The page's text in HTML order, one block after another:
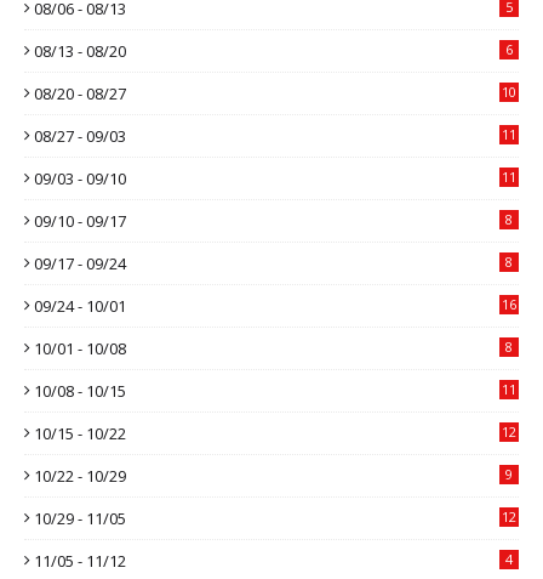
08/06 - 08/13 5
08/13 - 08/20 6
08/20 - 08/27 10
08/27 - 09/03 11
09/03 - 09/10 11
09/10 - 09/17 8
09/17 - 09/24 8
09/24 - 10/01 16
10/01 - 10/08 8
10/08 - 10/15 11
10/15 - 10/22 12
10/22 - 10/29 9
10/29 - 11/05 12
11/05 - 11/12 4